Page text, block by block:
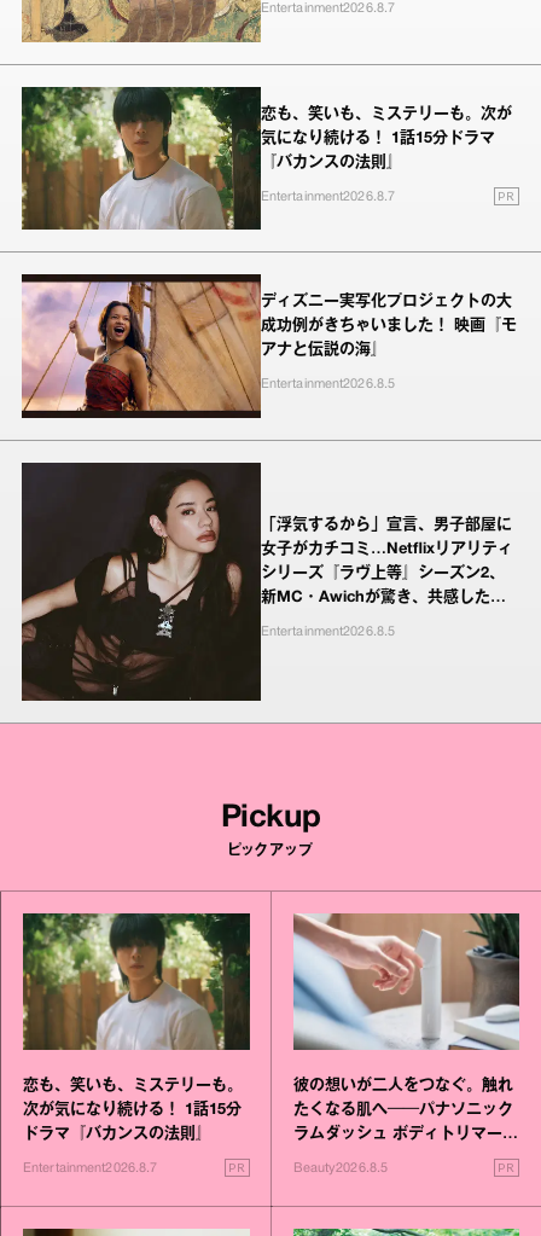
Entertainment2026.8.7
恋も、笑いも、ミステリーも。次が
気になり続ける！ 1話15分ドラマ
『バカンスの法則』
Entertainment2026.8.7 PR
ディズニー実写化プロジェクトの大
成功例がきちゃいました！ 映画『モ
アナと伝説の海』
Entertainment2026.8.5
「浮気するから」宣言、男子部屋に
女子がカチコミ…Netflixリアリティ
シリーズ『ラヴ上等』シーズン2、
新MC・Awichが驚き、共感したヤ
ンキーたちの本気の恋模様
Entertainment2026.8.5
Pickup
ピックアップ
恋も、笑いも、ミステリーも。
次が気になり続ける！ 1話15分
ドラマ『バカンスの法則』
Entertainment2026.8.7 PR
彼の想いが二人をつなぐ。触れ
たくなる肌へ──パナソニック
ラムダッシュ ボディトリマーが
Beauty2026.8.5 PR